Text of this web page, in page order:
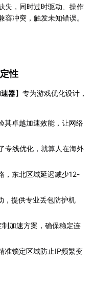
失，同时过时驱动、操作
冲突，触发未知错误。
性
器】专为游戏优化设计，
其卓越加速效能，让网络
专线优化，就算人在海外
，东北区域延迟减少12-
，提供专业丢包防护机
制加速方案，确保稳定连
准锁定区域防止IP频繁变